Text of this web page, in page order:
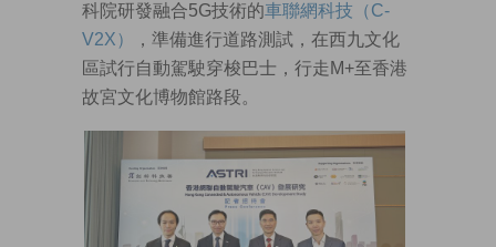
科院研發融合5G技術的車聯網科技（C-
V2X）
，準備進行道路測試，在西九文化
區試行自動駕駛穿梭巴士，行走M+至香港
故宮文化博物館路段。